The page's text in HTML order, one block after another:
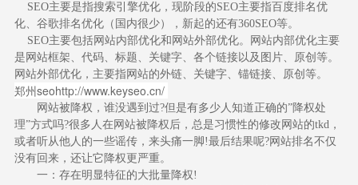
SEO主要是指搜索引擎优化，现阶段的SEO主要指百度排名优
化、谷歌排名优化（国内很少），新起的还有360SEO等。
SEO主要包括网站内部优化和网站外部优化。网站内部优化主要
是网站框架、代码、标题、关键字、各个链接以及图片、原创等。
网站外部优化，主要指网站的外链、关键字、锚链接、原创等。
郑州seohttp://www.keyseo.cn/
网站被降权，谁没遇到过?但是有多少人知道正确的”降权处
理”方式吗?很多人在网站被降权后，总是习惯性的修改网站的tkd，
或者听从他人的一些谣传，来头痛一脚!最后结果呢?网站排名不仅
没有回来，还让它降权更严重。
一：存在明显特征的大批量降权!